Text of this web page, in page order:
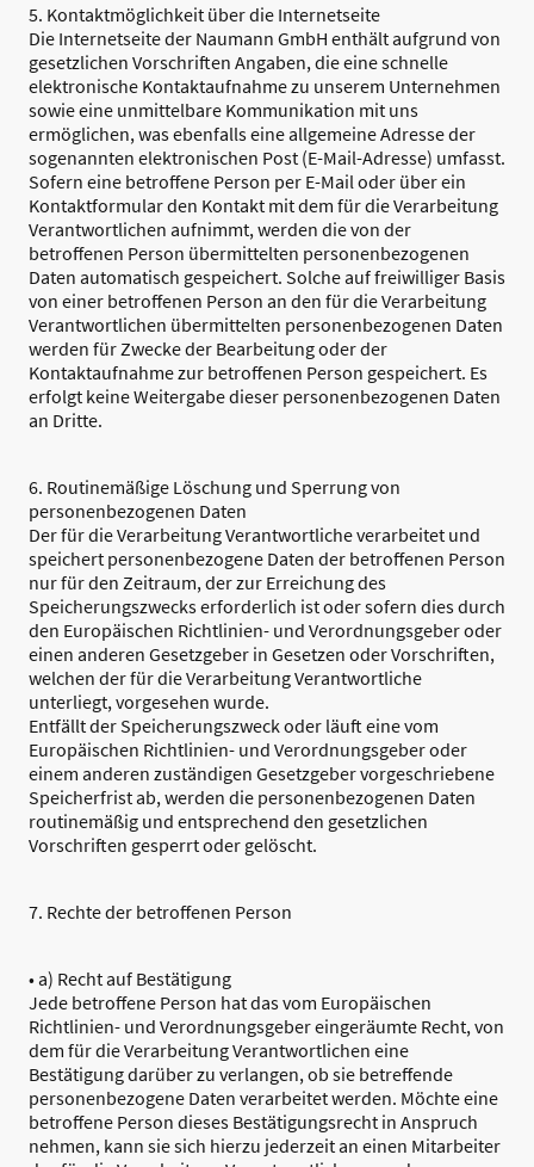
5. Kontaktmöglichkeit über die Internetseite
Die Internetseite der Naumann GmbH enthält aufgrund von
gesetzlichen Vorschriften Angaben, die eine schnelle
elektronische Kontaktaufnahme zu unserem Unternehmen
sowie eine unmittelbare Kommunikation mit uns
ermöglichen, was ebenfalls eine allgemeine Adresse der
sogenannten elektronischen Post (E-Mail-Adresse) umfasst.
Sofern eine betroffene Person per E-Mail oder über ein
Kontaktformular den Kontakt mit dem für die Verarbeitung
Verantwortlichen aufnimmt, werden die von der
betroffenen Person übermittelten personenbezogenen
Daten automatisch gespeichert. Solche auf freiwilliger Basis
von einer betroffenen Person an den für die Verarbeitung
Verantwortlichen übermittelten personenbezogenen Daten
werden für Zwecke der Bearbeitung oder der
Kontaktaufnahme zur betroffenen Person gespeichert. Es
erfolgt keine Weitergabe dieser personenbezogenen Daten
an Dritte.
6. Routinemäßige Löschung und Sperrung von
personenbezogenen Daten
Der für die Verarbeitung Verantwortliche verarbeitet und
speichert personenbezogene Daten der betroffenen Person
nur für den Zeitraum, der zur Erreichung des
Speicherungszwecks erforderlich ist oder sofern dies durch
den Europäischen Richtlinien- und Verordnungsgeber oder
einen anderen Gesetzgeber in Gesetzen oder Vorschriften,
welchen der für die Verarbeitung Verantwortliche
unterliegt, vorgesehen wurde.
Entfällt der Speicherungszweck oder läuft eine vom
Europäischen Richtlinien- und Verordnungsgeber oder
einem anderen zuständigen Gesetzgeber vorgeschriebene
Speicherfrist ab, werden die personenbezogenen Daten
routinemäßig und entsprechend den gesetzlichen
Vorschriften gesperrt oder gelöscht.
7. Rechte der betroffenen Person
• a) Recht auf Bestätigung
Jede betroffene Person hat das vom Europäischen
Richtlinien- und Verordnungsgeber eingeräumte Recht, von
dem für die Verarbeitung Verantwortlichen eine
Bestätigung darüber zu verlangen, ob sie betreffende
personenbezogene Daten verarbeitet werden. Möchte eine
betroffene Person dieses Bestätigungsrecht in Anspruch
nehmen, kann sie sich hierzu jederzeit an einen Mitarbeiter